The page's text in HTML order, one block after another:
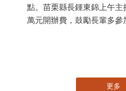
點。苗栗縣長鍾東錦上午
萬元開辦費，鼓勵長輩多參
更多